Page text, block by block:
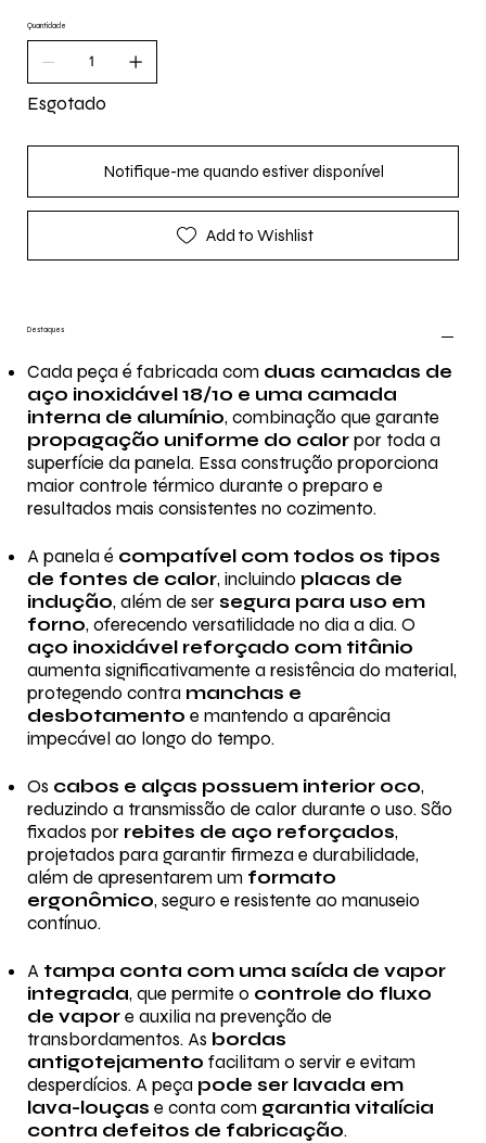
Quantidade
Esgotado
Notifique-me quando estiver disponível
Add to Wishlist
Destaques
Cada peça é fabricada com duas camadas de
aço inoxidável 18/10 e uma camada
interna de alumínio, combinação que garante
propagação uniforme do calorpor toda a
superfície da panela. Essa construção proporciona
maior controle térmico durante o preparo e
resultados mais consistentes no cozimento.
A panela é compatível com todos os tipos
de fontes de calor, incluindo placas de
indução, além de ser segura para uso em
forno, oferecendo versatilidade no dia a dia. O
aço inoxidável reforçado com titânio
aumenta significativamente a resistência do material,
protegendo contra manchas e
desbotamento e mantendo a aparência
impecável ao longo do tempo.
Os cabos e alças possuem interior oco,
reduzindo a transmissão de calor durante o uso. São
fixados por rebites de aço reforçados,
projetados para garantir firmeza e durabilidade,
além de apresentarem um formato
ergonômico, seguro e resistente ao manuseio
contínuo.
A tampa conta com uma saída de vapor
integrada, que permite o controle do fluxo
de vapore auxilia na prevenção de
transbordamentos. As bordas
antigotejamento facilitam o servir e evitam
desperdícios. A peça pode ser lavada em
lava-louças e conta com garantia vitalícia
contra defeitos de fabricação.